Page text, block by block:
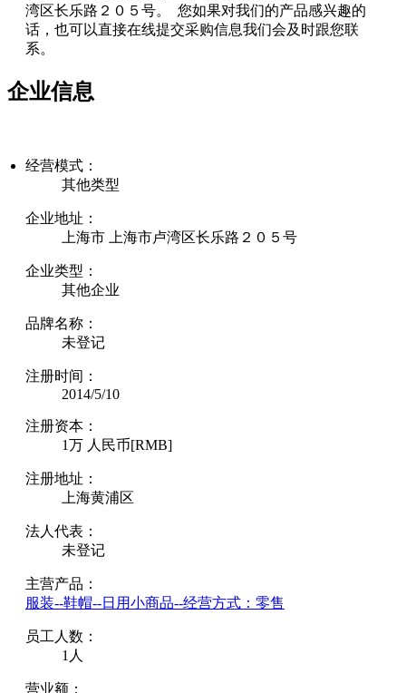
湾区长乐路２０５号。 您如果对我们的产品感兴趣的
话，也可以直接在线提交采购信息我们会及时跟您联
系。
企业信息
经营模式：
其他类型
企业地址：
上海市 上海市卢湾区长乐路２０５号
企业类型：
其他企业
品牌名称：
未登记
注册时间：
2014/5/10
注册资本：
1万 人民币[RMB]
注册地址：
上海黄浦区
法人代表：
未登记
主营产品：
服装--鞋帽--日用小商品--经营方式：零售
员工人数：
1人
营业额：